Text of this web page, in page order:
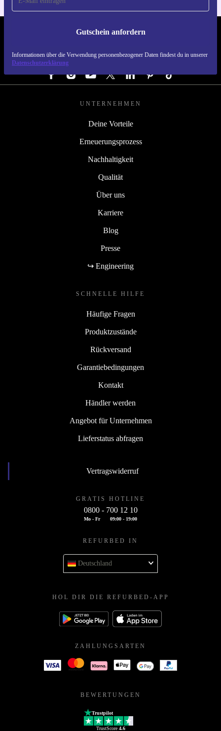
Gutschein anfordern
Informationen über die Verwendung personenbezogener Daten findest du in unserer
Datenschutzerklärung
REFURBED DEUTSCHLAND - RETHINK NEW.
FOLGE UNS
UNTERNEHMEN
Deine Vorteile
Erneuerungsprozess
Nachhaltigkeit
Qualität
Über uns
Karriere
Blog
Presse
↪ Engineering
SCHNELLE HILFE
Häufige Fragen
Produktzustände
Rückversand
Garantiebedingungen
Kontakt
Händler werden
Angebot für Unternehmen
Lieferstatus abfragen
Vertragswiderruf
GRATIS HOTLINE
0800 - 700 12 10
Mo - Fr 09:00 - 19:00
REFURBED IN
Deutschland
HOL DIR DIE REFURBED-APP
ZAHLUNGSARTEN
BEWERTUNGEN
Trustpilot
TrustScore 4.6